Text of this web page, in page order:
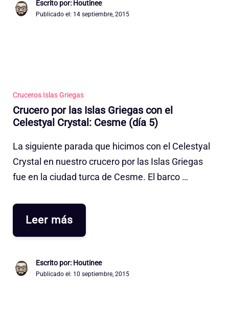
Escrito por: Houtinee
Publicado el: 14 septiembre, 2015
Cruceros Islas Griegas
Crucero por las Islas Griegas con el
Celestyal Crystal: Cesme (día 5)
La siguiente parada que hicimos con el Celestyal
Crystal en nuestro crucero por las Islas Griegas
fue en la ciudad turca de Cesme. El barco …
Leer más
Escrito por: Houtinee
Publicado el: 10 septiembre, 2015